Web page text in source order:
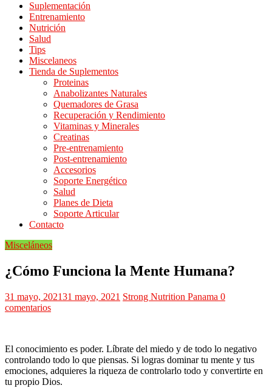
Suplementación
Entrenamiento
Nutrición
Salud
Tips
Miscelaneos
Tienda de Suplementos
Proteinas
Anabolizantes Naturales
Quemadores de Grasa
Recuperación y Rendimiento
Vitaminas y Minerales
Creatinas
Pre-entrenamiento
Post-entrenamiento
Accesorios
Soporte Energético
Salud
Planes de Dieta
Soporte Articular
Contacto
Misceláneos
¿Cómo Funciona la Mente Humana?
31 mayo, 202131 mayo, 2021 Strong Nutrition Panama 0
comentarios
El conocimiento es poder. Líbrate del miedo y de todo lo negativo
controlando todo lo que piensas. Si logras dominar tu mente y tus
emociones, adquieres la riqueza de controlarlo todo y convertirte en
tu propio Dios.